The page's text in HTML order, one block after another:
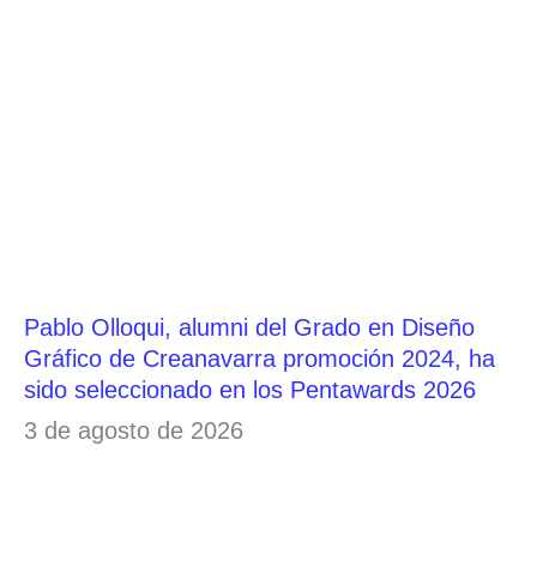
Pablo Olloqui, alumni del Grado en Diseño
Gráfico de Creanavarra promoción 2024, ha
sido seleccionado en los Pentawards 2026
3 de agosto de 2026